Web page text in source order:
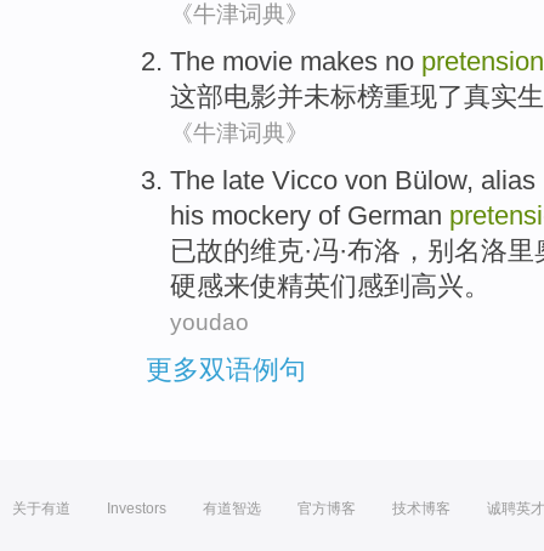
《牛津词典》
The movie makes no pretension
这部电影并未标榜重现了真实
《牛津词典》
The late Vicco von Bülow, alias
his mockery of German
已故的维克·冯·布洛， 别名洛里
硬感来使精英们感到高兴。
youdao
更多双语例句
关于有道 Investors 有道智选 官方博客 技术博客 诚聘英才